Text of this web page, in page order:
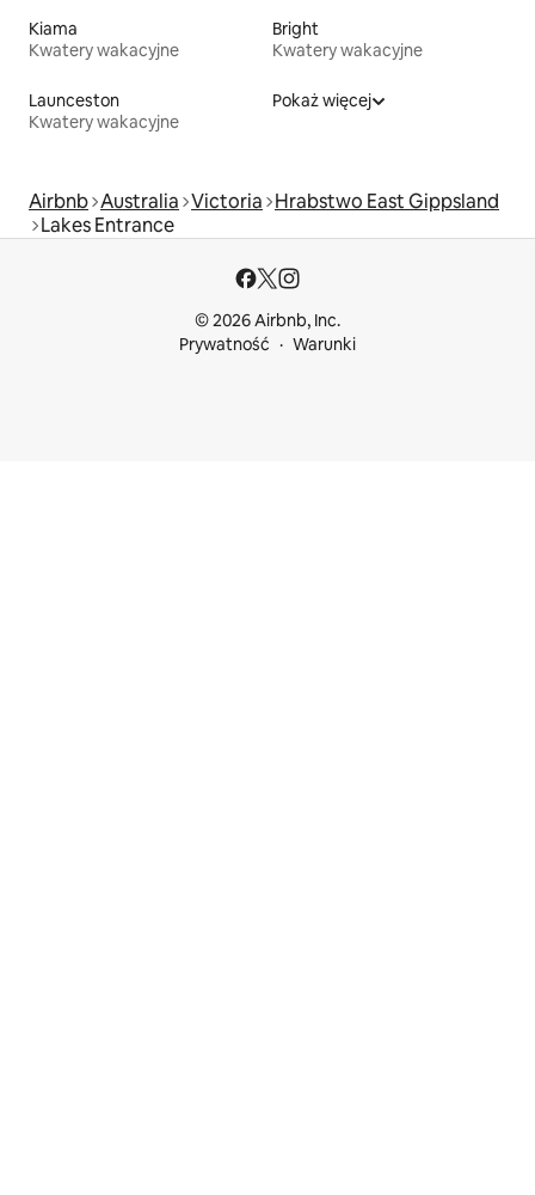
Kiama
Kwatery wakacyjne
Bright
Kwatery wakacyjne
Launceston
Kwatery wakacyjne
Pokaż więcej
Airbnb Australia Victoria Hrabstwo East Gippsland
Lakes Entrance
© 2026 Airbnb, Inc.
Prywatność
Warunki